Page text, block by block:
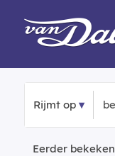
Rijmt op
Eerder bekeken